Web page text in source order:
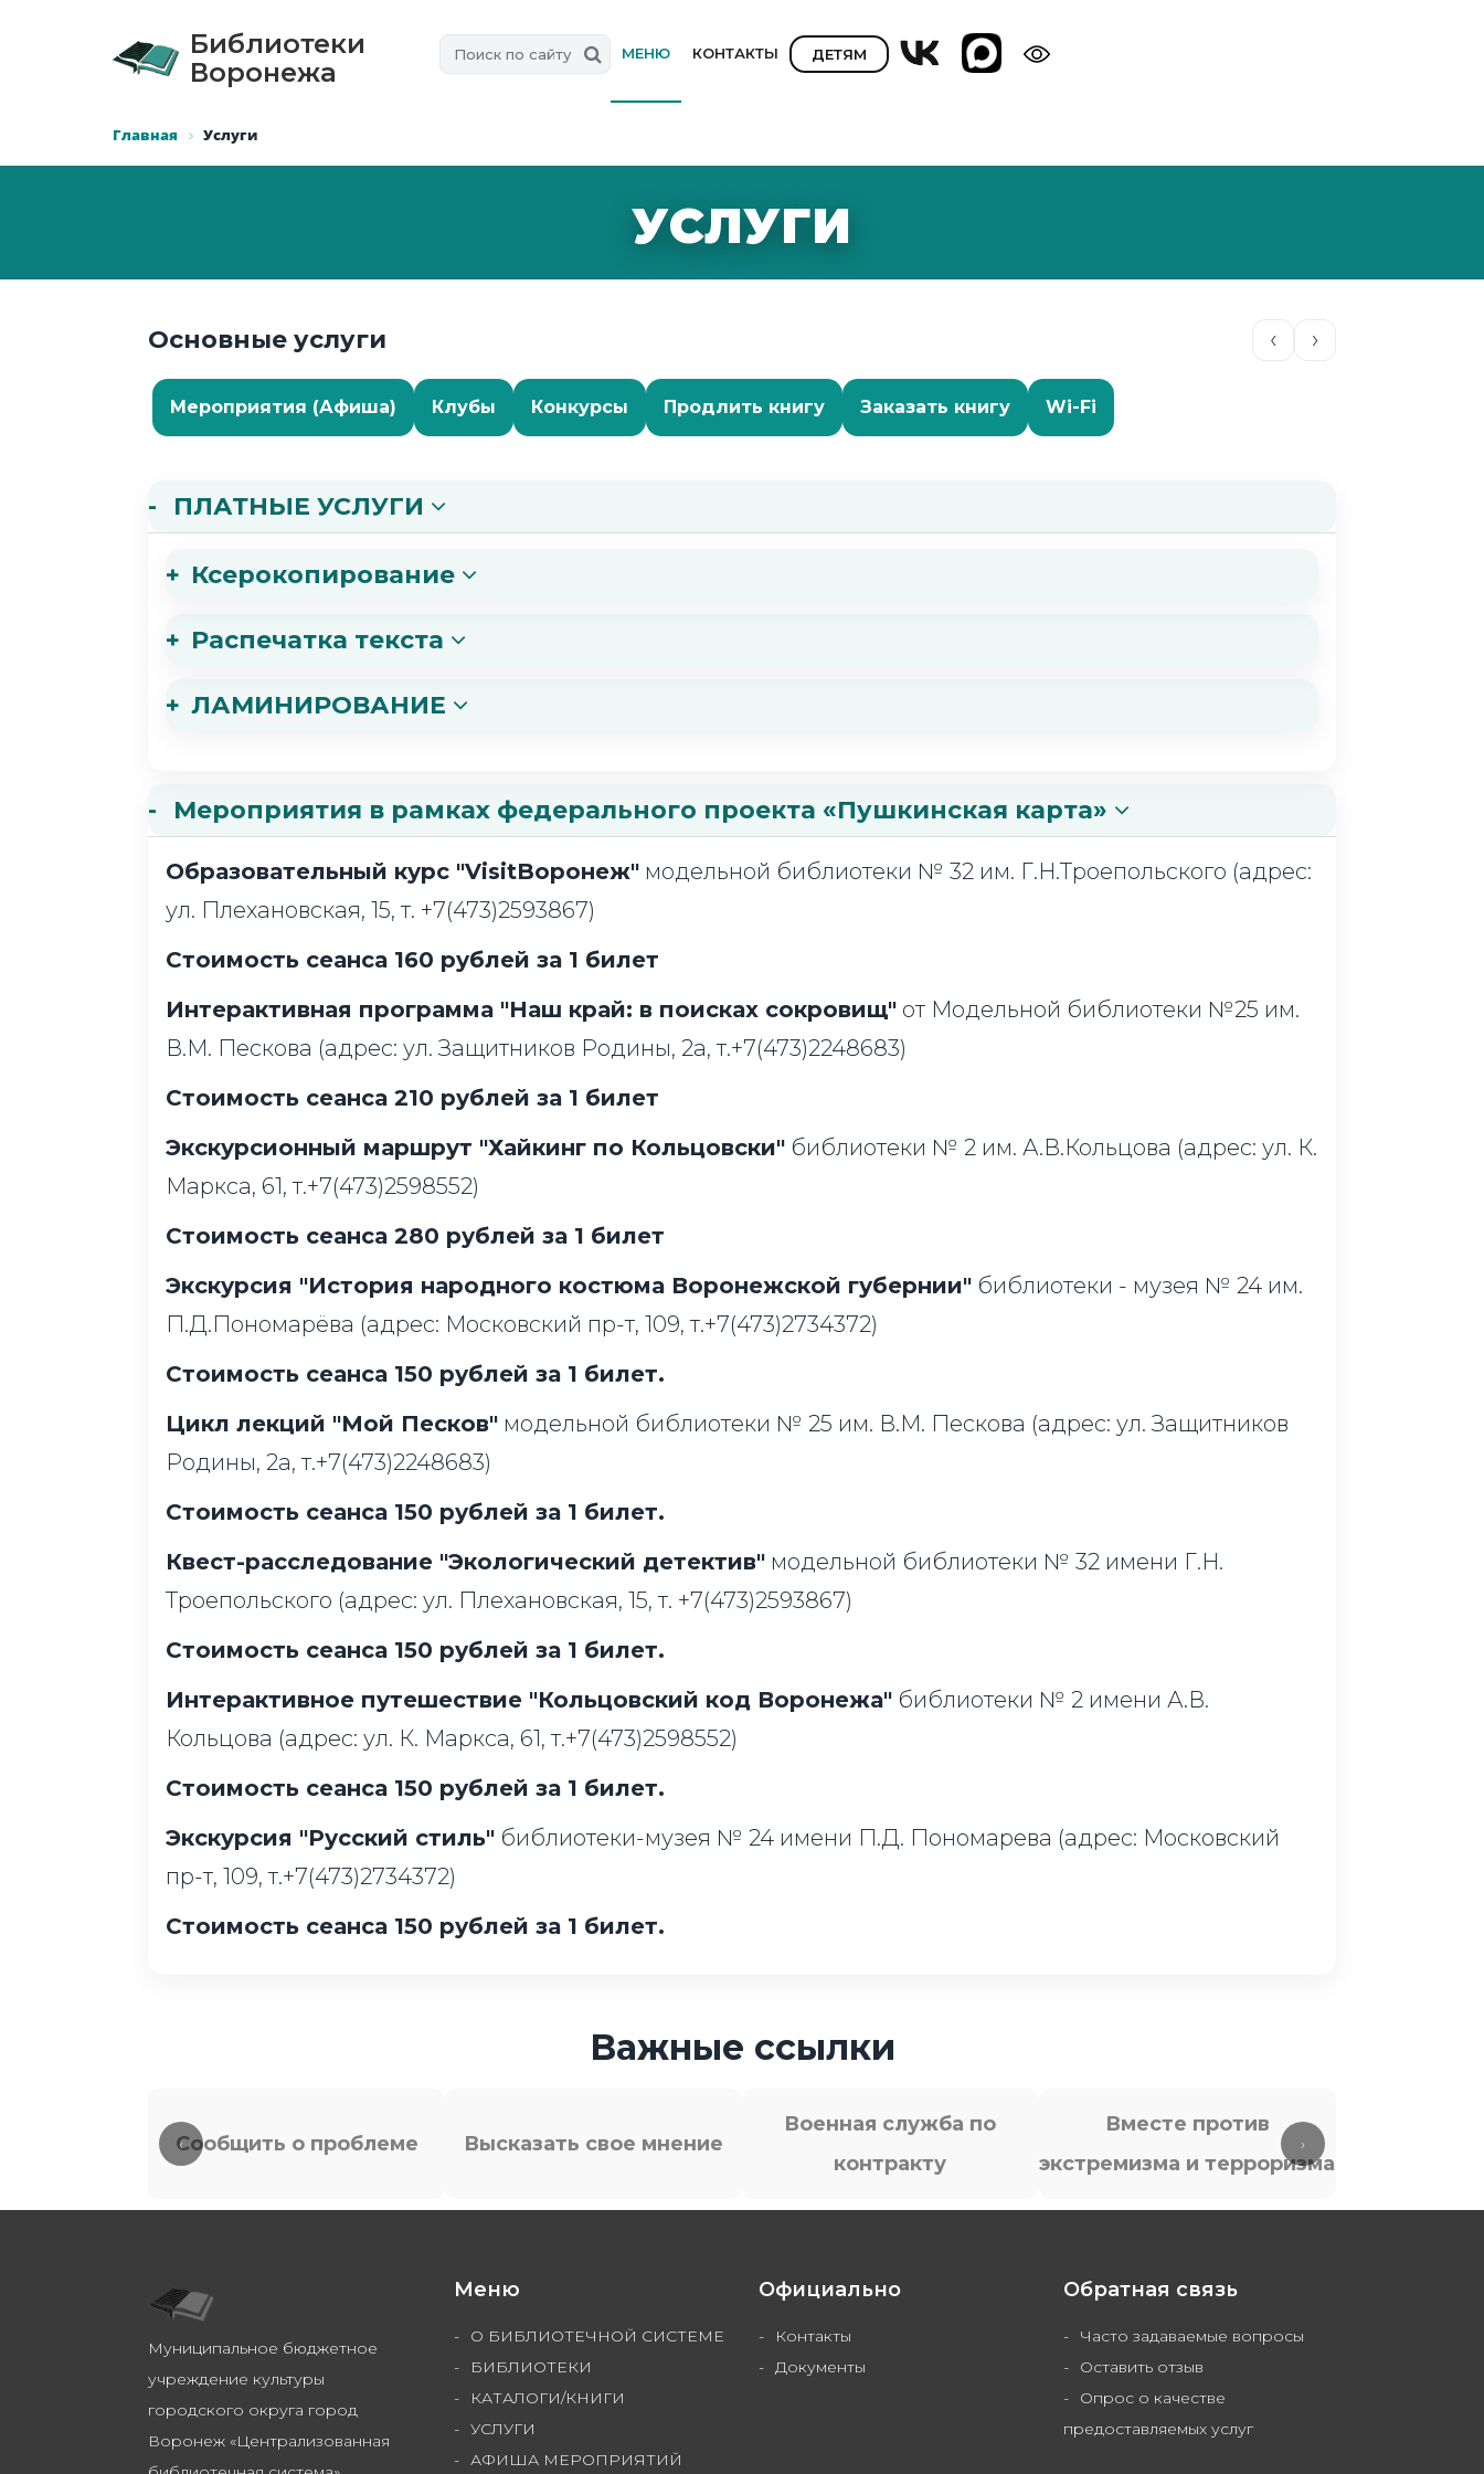
Библиотеки
Воронежа
МЕНЮ КОНТАКТЫ ДЕТЯМ
Главная Услуги
УСЛУГИ
Основные услуги ‹ ›
Мероприятия (Афиша) Клубы Конкурсы Продлить книгу Заказать книгу Wi-Fi
ПЛАТНЫЕ УСЛУГИ
Ксерокопирование
Распечатка текста
ЛАМИНИРОВАНИЕ
Мероприятия в рамках федерального проекта «Пушкинская карта»
Образовательный курс "VisitBopoнеж" модельной библиотеки № 32 им. Г.Н.Троепольского (адрес:
ул. Плехановская, 15, т. +7(473)2593867)
Стоимость сеанса 160 рублей за 1 билет
Интерактивная программа "Наш край: в поисках сокровищ" от Модельной библиотеки №25 им.
В.М. Пескова (адрес: ул. Защитников Родины, 2а, т.+7(473)2248683)
Стоимость сеанса 210 рублей за 1 билет
Экскурсионный маршрут "Хайкинг по Кольцовски" библиотеки № 2 им. А.В.Кольцова (адрес: ул. К.
Маркса, 61, т.+7(473)2598552)
Стоимость сеанса 280 рублей за 1 билет
Экскурсия "История народного костюма Воронежской губернии" библиотеки - музея № 24 им.
П.Д.Пономарёва (адрес: Московский пр-т, 109, т.+7(473)2734372)
Стоимость сеанса 150 рублей за 1 билет.
Цикл лекций "Мой Песков" модельной библиотеки № 25 им. В.М. Пескова (адрес: ул. Защитников
Родины, 2а, т.+7(473)2248683)
Стоимость сеанса 150 рублей за 1 билет.
Квест-расследование "Экологический детектив" модельной библиотеки № 32 имени Г.Н.
Троепольского (адрес: ул. Плехановская, 15, т. +7(473)2593867)
Стоимость сеанса 150 рублей за 1 билет.
Интерактивное путешествие "Кольцовский код Воронежа" библиотеки № 2 имени А.В.
Кольцова (адрес: ул. К. Маркса, 61, т.+7(473)2598552)
Стоимость сеанса 150 рублей за 1 билет.
Экскурсия "Русский стиль" библиотеки-музея № 24 имени П.Д. Пономарева (адрес: Московский
пр-т, 109, т.+7(473)2734372)
Стоимость сеанса 150 рублей за 1 билет.
Важные ссылки
‹
Сообщить о проблеме Высказать свое мнение
Военная служба по
контракту
Вместе против
экстремизма и терроризма
›
Муниципальное бюджетное
учреждение культуры
городского округа город
Воронеж «Централизованная
Меню
О БИБЛИОТЕЧНОЙ СИСТЕМЕ
БИБЛИОТЕКИ
КАТАЛОГИ/КНИГИ
УСЛУГИ
АФИША МЕРОПРИЯТИЙ
Официально
Контакты
Документы
Обратная связь
Часто задаваемые вопросы
Оставить отзыв
Опрос о качестве
предоставляемых услуг